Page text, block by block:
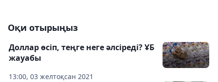
Оқи отырыңыз
13:00, 03 желтоқсан 2021
Доллар өсіп, теңге неге әлсіреді? ҰБ
жауабы